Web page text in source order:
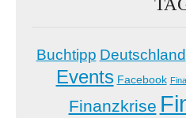
Buchtipp Deutschland
Events Facebook
Finanzkrise